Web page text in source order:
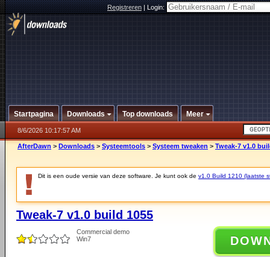
Registreren|Login:
Startpagina Downloads Top downloads Meer
8/6/2026 10:17:57 AM
AfterDawn > Downloads > Systeemtools > Systeem tweaken > Tweak-7 v1.0
Dit is een oude versie van deze software. Je kunt ook de v1.0 Build 1210 (laatste
Tweak-7 v1.0 build 1055
Commercial demo
Win7